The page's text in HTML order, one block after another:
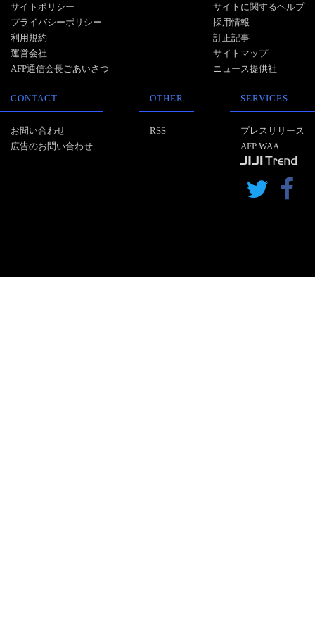
サイトポリシー
プライバシーポリシー
利用規約
運営会社
AFP通信会長ごあいさつ
サイトに関するヘルプ
採用情報
訂正記事
サイトマップ
ニュース提供社
CONTACT
お問い合わせ
広告のお問い合わせ
OTHER
RSS
SERVICES
プレスリリース
AFP WAA